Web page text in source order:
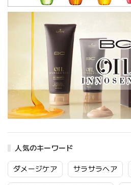
人気のキーワード
ダメージケア サラサラヘア